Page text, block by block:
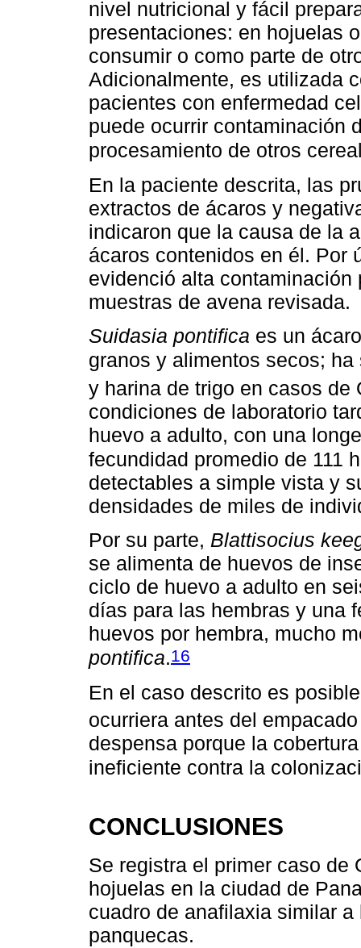
nivel nutricional y fácil
presentaciones: en hojuelas
consumir o como parte de
Adicionalmente, es utilizada
pacientes con enfermedad
puede ocurrir contaminación
procesamiento de otros
En la paciente descrita, las
extractos de ácaros y
indicaron que la causa de la
ácaros contenidos en él. Por
evidenció alta
muestras de avena revisada.
Suidasia pontifica es un
granos y alimentos secos;
y harina de trigo en casos de
condiciones de laboratorio
huevo a adulto, con una
fecundidad promedio de 111
detectables a simple vista y
densidades de miles de
Por su parte, Blattisocius
se alimenta de huevos de
ciclo de huevo a adulto en
días para las hembras y una
huevos por hembra, mucho
pontifica.16
En el caso descrito es
ocurriera antes del
despensa porque la
ineficiente contra la
CONCLUSIONES
Se registra el primer caso de
hojuelas en la ciudad de
cuadro de anafilaxia similar
panquecas.